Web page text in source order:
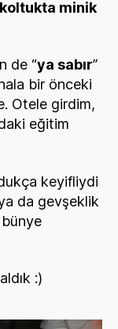
minik
de “ya sabır”
bir önceki
Otele girdim,
eğitim
keyifliydi
da gevşeklik
bünye
:)